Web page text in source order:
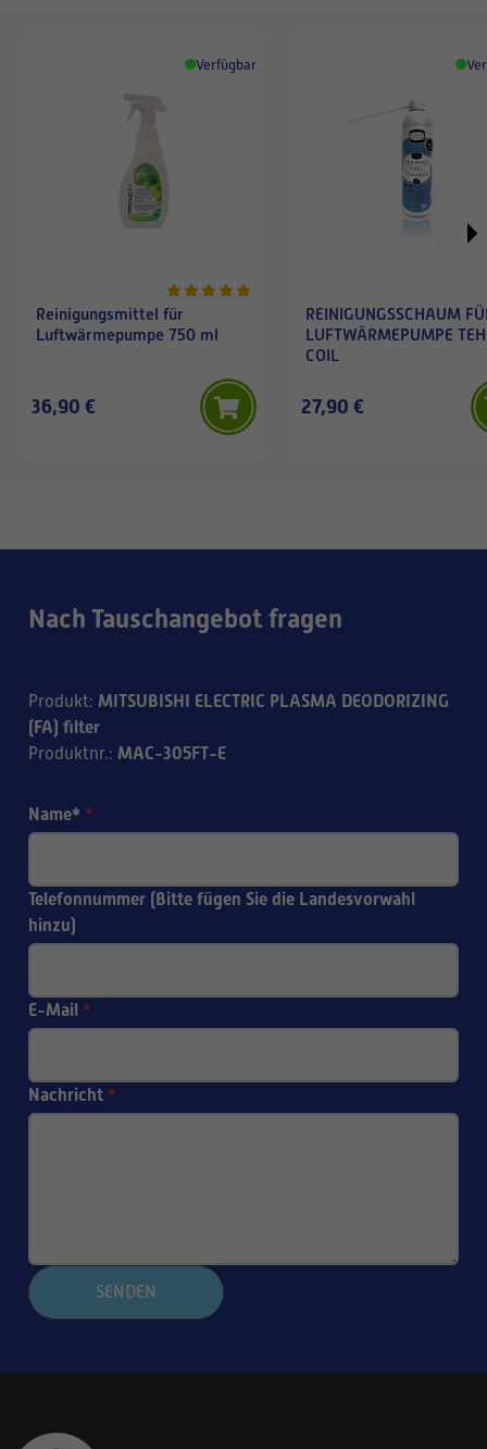
Verfügbar
Reinigungsmittel für
Luftwärmepumpe 750 ml
36,90 €
REINIGUNGSSCHAUM
LUFTWÄRMEPUMPE
COIL
27,90 €
Nach Tauschangebot fragen
Produkt: MITSUBISHI ELECTRIC PLASMA DEODORIZING
(FA) filter
Produktnr.: MAC-305FT-E
Name* *
Telefonnummer (Bitte fügen Sie die Landesvorwahl
hinzu)
E-Mail *
Nachricht *
SENDEN